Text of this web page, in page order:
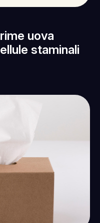
uova
staminali